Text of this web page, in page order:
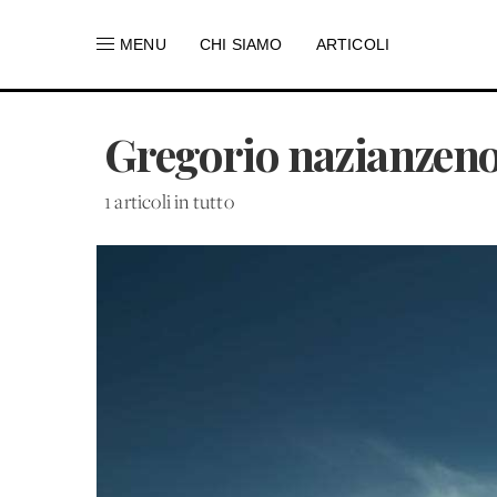
MENU CHI SIAMO ARTICOLI
Gregorio
1 articoli in tutto